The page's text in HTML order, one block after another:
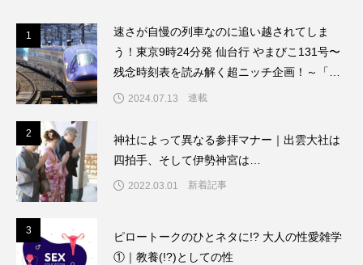
1
速さが自慢の列車なのに追い越されてしま
う！東京9時24分発 仙台行 やまびこ131号〜
残念時刻表を読み解く超ニッチ企画！～「渡
辺雅史の残念な鉄道時刻表」第8回
2024.07.13 連載
2
神社によって異なる参拝マナー｜出雲大社は
四拍手、そして伊勢神宮は…
2022.03.01 新着記事
3
ピロートークのひとネタに!? 大人の性愛雑学
①｜教養(!?)としての性